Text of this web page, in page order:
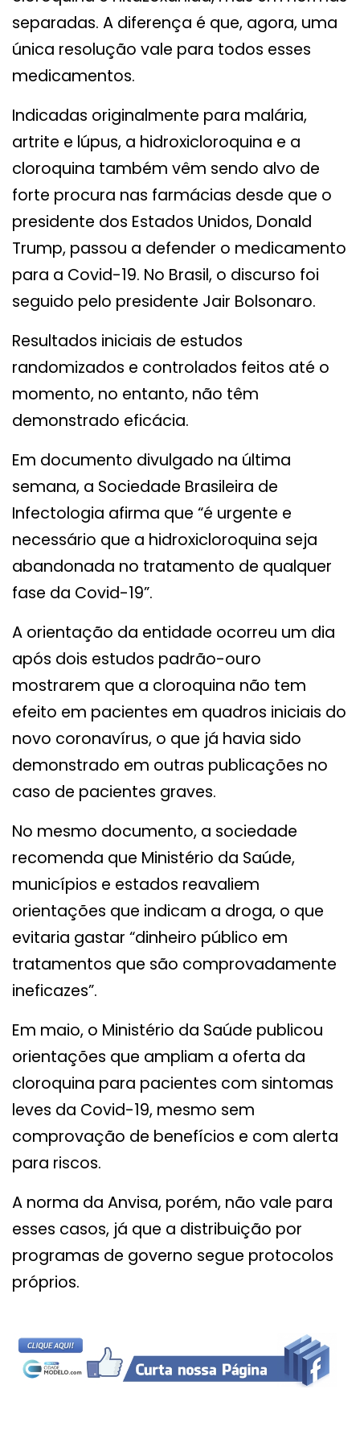
separadas. A diferença é que, agora, uma
única resolução vale para todos esses
medicamentos.
Indicadas originalmente para malária,
artrite e lúpus, a hidroxicloroquina e a
cloroquina também vêm sendo alvo de
forte procura nas farmácias desde que o
presidente dos Estados Unidos, Donald
Trump, passou a defender o medicamento
para a Covid-19. No Brasil, o discurso foi
seguido pelo presidente Jair Bolsonaro.
Resultados iniciais de estudos
randomizados e controlados feitos até o
momento, no entanto, não têm
demonstrado eficácia.
Em documento divulgado na última
semana, a Sociedade Brasileira de
Infectologia afirma que “é urgente e
necessário que a hidroxicloroquina seja
abandonada no tratamento de qualquer
fase da Covid-19”.
A orientação da entidade ocorreu um dia
após dois estudos padrão-ouro
mostrarem que a cloroquina não tem
efeito em pacientes em quadros iniciais do
novo coronavírus, o que já havia sido
demonstrado em outras publicações no
caso de pacientes graves.
No mesmo documento, a sociedade
recomenda que Ministério da Saúde,
municípios e estados reavaliem
orientações que indicam a droga, o que
evitaria gastar “dinheiro público em
tratamentos que são comprovadamente
ineficazes”.
Em maio, o Ministério da Saúde publicou
orientações que ampliam a oferta da
cloroquina para pacientes com sintomas
leves da Covid-19, mesmo sem
comprovação de benefícios e com alerta
para riscos.
A norma da Anvisa, porém, não vale para
esses casos, já que a distribuição por
programas de governo segue protocolos
próprios.